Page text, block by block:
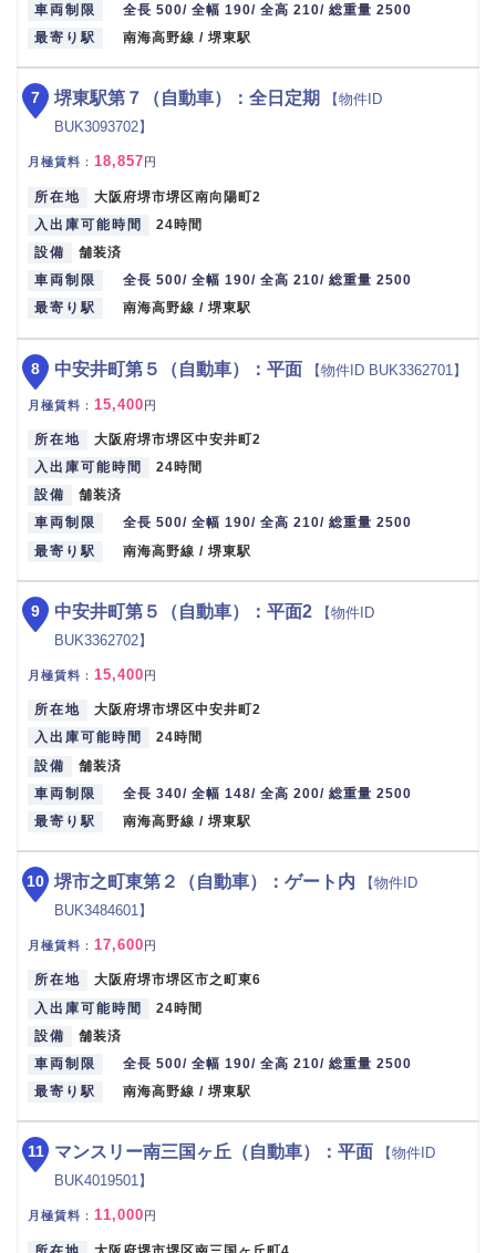
車両制限
全長 500/ 全幅 190/ 全高 210/ 総重量 2500
最寄り駅
南海高野線 / 堺東駅
堺東駅第７（自動車）：全日定期
【物件ID
BUK3093702】
月極賃料 ： 18,857 円
所在地
大阪府堺市堺区南向陽町2
入出庫可能時間
24時間
設備
舗装済
車両制限
全長 500/ 全幅 190/ 全高 210/ 総重量 2500
最寄り駅
南海高野線 / 堺東駅
7
中安井町第５（自動車）：平面 【物件ID BUK3362701】
月極賃料 ： 15,400円
所在地
大阪府堺市堺区中安井町2
入出庫可能時間
24時間
設備
舗装済
車両制限
全長 500/ 全幅 190/ 全高 210/ 総重量 2500
最寄り駅
南海高野線 / 堺東駅
8
中安井町第５（自動車）：平面2
【物件ID
BUK3362702】
月極賃料 ： 15,400円
所在地
大阪府堺市堺区中安井町2
入出庫可能時間
24時間
設備
舗装済
車両制限
全長 340/ 全幅 148/ 全高 200/ 総重量 2500
最寄り駅
南海高野線 / 堺東駅
9
堺市之町東第２（自動車）：ゲート内
【物件ID
BUK3484601】
月極賃料 ： 17,600円
所在地
大阪府堺市堺区市之町東6
入出庫可能時間
24時間
設備
舗装済
車両制限
全長 500/ 全幅 190/ 全高 210/ 総重量 2500
最寄り駅
南海高野線 / 堺東駅
10
マンスリー南三国ヶ丘（自動車）：平面
【物件ID
BUK4019501】
月極賃料 ： 11,000円
11